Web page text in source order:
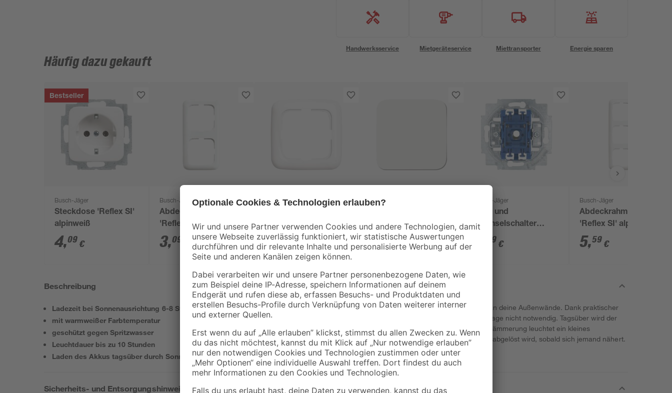
Handwerksservice Mietgeräteservice Miettransporter Energie sparen
Häufig dazu gekauft
Bestseller
Busch-Jäger
Steckdose 'Reflex SI'
alpinweiß
4,09 €
Busch-Jäger
Abdeckrahmen 2-fach
'Reflex SI' alpinweiß
3,09
Busch-Jäger
'Reflex SI' alpinweiß
1,79 €
Busch-Jäger
SI' alpinweiß
2,39€
Busch-Jäger
Aus- und
Wechselschalter
Einsatz
79 €
Busch-Jäger
Abdeckrahmen 3-fach
'Reflex SI' alpinweiß
5,59 €
Beschreibung
Ladezeit bei Sonnenausrichtung 6-8 Stunden
mit warmweißer Farbtemperatur
geschützt gegen Spritzwasser
Leuchtdauer bis zu 10 Stunden
Laden des Akkus tagsüber durch Sonnenenergie
Die Solarleuchte 'Yoko' in Anthrazit bringt Licht an deine Außenwände. Dank praktischer
Solartechnik ist ein Stromanschluss für die Montage nicht notwendig. Tagsüber wird der
Akku durch Sonnenlicht aufgeladen und in der Dämmerung leuchtet ein kleines
Orientierungslicht, das von einem Funktionslicht abgelöst wird, sobald sich jemand nähert.
Sicherheits- und Entsorgungshinweise